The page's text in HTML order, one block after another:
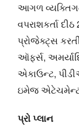
આગળ
વપરાશકર્તા
પ્રોજેક્ટ્સ
ઑફર્સ,
એકાઉન્ટ,
ઇમેજ
પ્રો પ્લાન